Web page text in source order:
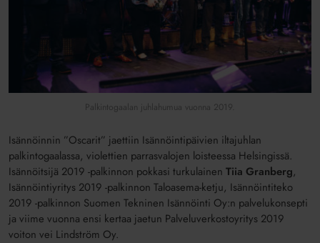
Palkintogaalan juhlahumua vuonna 2019.
Isännöinnin ”Oscarit” jaettiin Isännöintipäivien iltajuhlan
palkintogaalassa, violettien parrasvalojen loisteessa Helsingissä.
Isännöitsijä 2019 -palkinnon pokkasi turkulainenTiia Granberg,
Isännöintiyritys 2019 -palkinnon Taloasema-ketju, Isännöintiteko
2019 -palkinnon Suomen Tekninen Isännöinti Oy:n palvelukonsepti
ja viime vuonna ensi kertaa jaetun Palveluverkostoyritys 2019
voiton vei Lindström Oy.